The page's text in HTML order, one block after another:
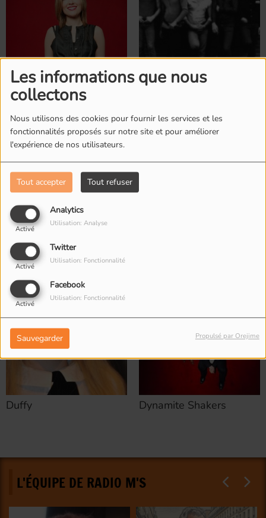
Les informations que nous
collectons
Nous utilisons des cookies pour fournir les services et les
fonctionnalités proposés sur notre site et pour améliorer
l'expérience de nos utilisateurs.
Tout accepter Tout refuser
Analytics
Activé
Utilisation: Analyse
Twitter
Activé
Utilisation: Fonctionnalité
Facebook
Activé
Utilisation: Fonctionnalité
Sauvegarder Propulsé par Orejime
Dido
Disiz
Duffy Dynamite Shakers
L'ÉQUIPE DE RADIO M'S